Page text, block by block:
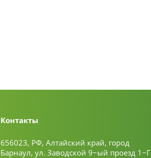
Контакты
656023, РФ, Алтайский край, город
Барнаул, ул. Заводской 9−ый проезд 1−Г